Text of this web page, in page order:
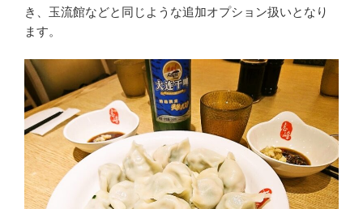
き、玉流館などと同じような追加オプション扱いとなり
ます。